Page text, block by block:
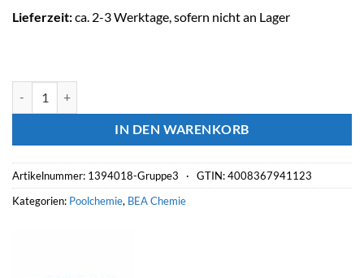
Lieferzeit:ca. 2-3 Werktage, sofern nicht an Lager
IN DEN WARENKORB
Artikelnummer: 1394018-Gruppe3 · GTIN: 4008367941123
Kategorien: Poolchemie, BEA Chemie